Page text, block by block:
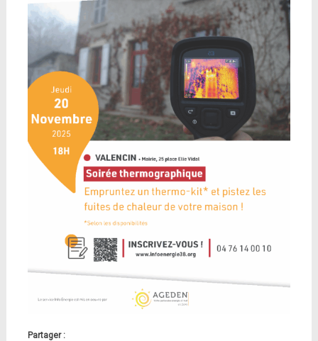
Partager :